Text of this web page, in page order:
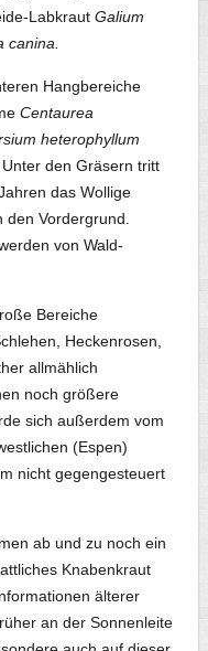
LabkrautGalium
canina.
Hangbereiche
Centaurea
heterophyllum
den Gräsern tritt
das Wollige
den Vordergrund.
von Wald-
Bereiche
Heckenrosen,
allmählich
noch größere
sich außerdem vom
(Espen)
nicht gegengesteuert
ab und zu noch ein
Knabenkraut
älterer
an der Sonnenleite